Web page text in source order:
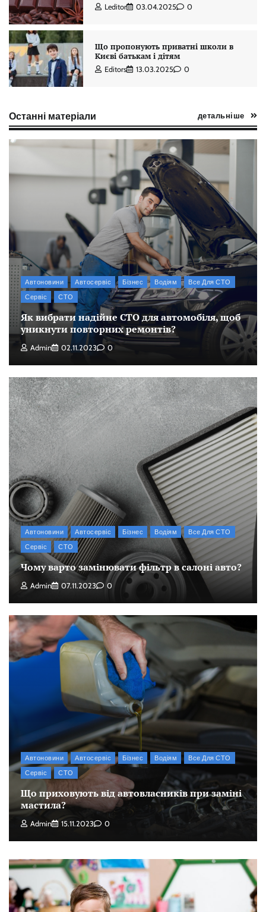
Leditor 03.04.2025 0
Що пропонують приватні школи в
Києві батькам і дітям
Editors 13.03.2025 0
Останні матеріали детальніше
Автоновини Автосервіс Бізнес Водіям
Все Для СТО
Сервіс
СТО
Як вибрати надійне СТО для автомобіля, щоб
уникнути повторних ремонтів?
Admin 02.11.2023 0
Автоновини Автосервіс Бізнес Водіям
Все Для СТО
Сервіс
СТО
Чому варто замінювати фільтр в салоні авто?
Admin 07.11.2023 0
Автоновини Автосервіс Бізнес Водіям
Все Для СТО
Сервіс
СТО
Що приховують від автовласників при заміні
мастила?
Admin 15.11.2023 0